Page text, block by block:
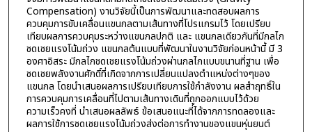
Compensation) งานวิจัยนี้เป็นการพัฒนาและทดสอบผลการ
ควบคุมการขับเคลื่อนแขนกลตามเส้นทางที่โปรแกรมไว้ โดยเปรียบ
เทียบผลการควบคุมระหว่างแขนกลปกติ และ แขนกลเดียวกันที่มีกลไก
ชดเชยแรงโน้มถ่วง แขนกลต้นแบบที่พัฒนาในงานวิจัยก่อนหน้านี้ มี 3
องศาอิสระ มีกลไกชดเชยแรงโน้มถ่วงผ่านกลไกแบบขนานที่ฐาน เพื่อ
ชดเชยพลังงานศักดิ์ที่เกิดจากการเปลี่ยนแปลงตำแหน่งต่างๆของ
แขนกล โดยนำเสนอผลการเปรียบเทียบการใช้กำลังงาน ผลสำฤทธิ์ใน
การควบคุมการเคลื่อนที่ไปตามเส้นทางเดินที่ถูกออกแบบไว้ด้วย
ความเร็วคงที่ นำเสนอผลลัพธ์ ข้อเสนอแนะที่ได้จากการทดลองและ
ผลการใช้การชดเชยแรงโน้มถ่วงส่งต่อการทำงานของแขนหุ่นยนต์